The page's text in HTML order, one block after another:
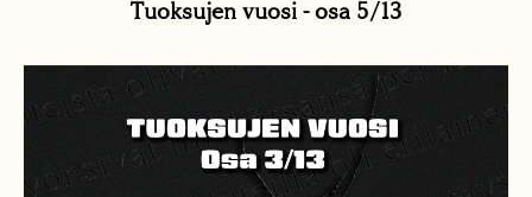
Tuoksujen vuosi - osa 5/13